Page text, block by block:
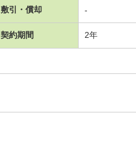
敷引・償却 -
契約期間 2年